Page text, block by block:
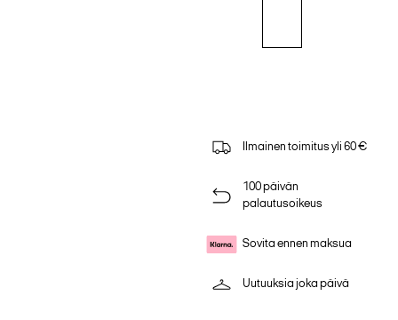
Ilmainen toimitus yli 60 €
100 päivän
palautusoikeus
Sovita ennen maksua
Uutuuksia joka päivä